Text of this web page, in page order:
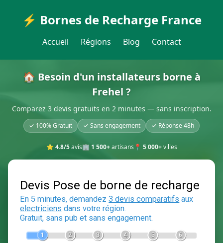
⚡ Bornes de Recharge France
Accueil Régions Blog Contact
🏠 Besoin d'un installateurs borne à
Frehel ?
Comparez 3 devis gratuits en 2 minutes — sans inscription.
✓ 100% Gratuit ✓ Sans engagement ✓ Réponse 48h
⭐ 4.8/5avis🏢 1 500+artisans 📍 5 000+villes
Devis Pose de borne de